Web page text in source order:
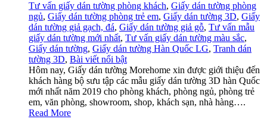
Tư vấn giấy dán tường phòng khách, Giấy dán tường phòng
ngủ, Giấy dán tường phòng trẻ em, Giấy dán tường 3D, Giấy
dán tường giả gạch, đá, Giấy dán tường giả gỗ, Tư vấn mẫu
giấy dán tường mới nhất, Tư vấn giấy dán tường màu sắc,
Giấy dán tường, Giấy dán tường Hàn Quốc LG, Tranh dán
tường 3D, Bài viết nổi bật
Hôm nay, Giấy dán tường Morehome xin được giới thiệu đến
khách hàng bộ sưu tập các mẫu giấy dán tường 3D hàn Quốc
mới nhất năm 2019 cho phòng khách, phòng ngủ, phòng trẻ
em, văn phòng, showroom, shop, khách sạn, nhà hàng….
Read More